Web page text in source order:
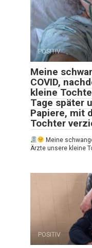
POSITIV
Meine
COVID,
kleine
Tage später
Papiere, mit
Tochter
Meine
Ärzte unsere kleine
POSITIV